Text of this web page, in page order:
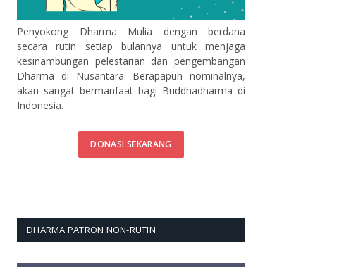
Penyokong Dharma Mulia dengan berdana
secara rutin setiap bulannya untuk menjaga
kesinambungan pelestarian dan pengembangan
Dharma di Nusantara. Berapapun nominalnya,
akan sangat bermanfaat bagi Buddhadharma di
Indonesia.
DONASI SEKARANG
DHARMA PATRON NON-RUTIN